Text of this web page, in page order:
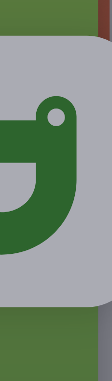
100 руб.
действия
г.
Вопросы
количество
виды услуг:
сеансов лазерной
количестве